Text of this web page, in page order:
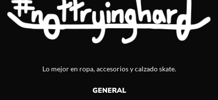
Lo mejor en ropa, accesorios y calzado skate.
GENERAL